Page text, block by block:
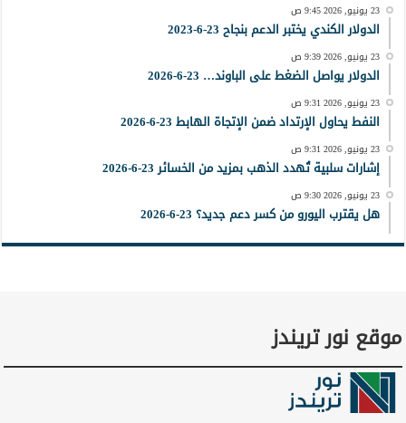
23 يونيو, 2026 9:45 ص
الدولار الكندي يختبر الدعم بنجاح 23-6-2023
23 يونيو, 2026 9:39 ص
الدولار يواصل الضغط على الباوند… 23-6-2026
23 يونيو, 2026 9:31 ص
النفط يحاول الإرتداد ضمن الإتجاة الهابط 23-6-2026
23 يونيو, 2026 9:31 ص
إشارات سلبية تُهدد الذهب بمزيد من الخسائر 23-6-2026
23 يونيو, 2026 9:30 ص
هل يقترب اليورو من كسر دعم جديد؟ 23-6-2026
موقع نور تريندز